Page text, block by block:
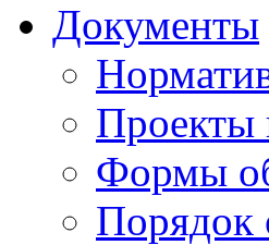
Документы
Проекты
Формы
Порядок